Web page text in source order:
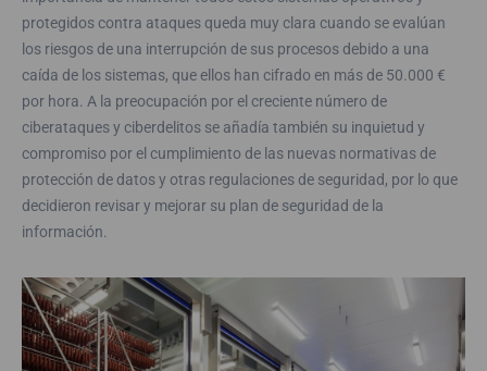
protegidos contra ataques queda muy clara cuando se evalúan
los riesgos de una interrupción de sus procesos debido a una
caída de los sistemas, que ellos han cifrado en más de 50.000 €
por hora. A la preocupación por el creciente número de
ciberataques y ciberdelitos se añadía también su inquietud y
compromiso por el cumplimiento de las nuevas normativas de
protección de datos y otras regulaciones de seguridad, por lo que
decidieron revisar y mejorar su plan de seguridad de la
información.